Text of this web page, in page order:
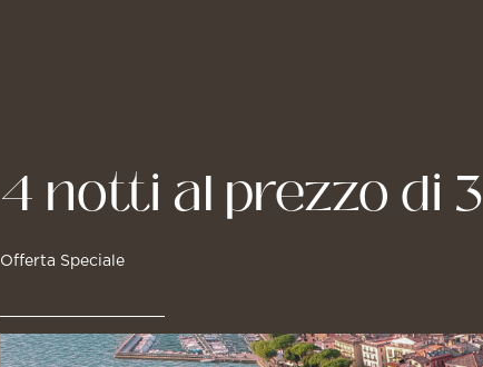
4 notti al prezzo di 3
Offerta Speciale